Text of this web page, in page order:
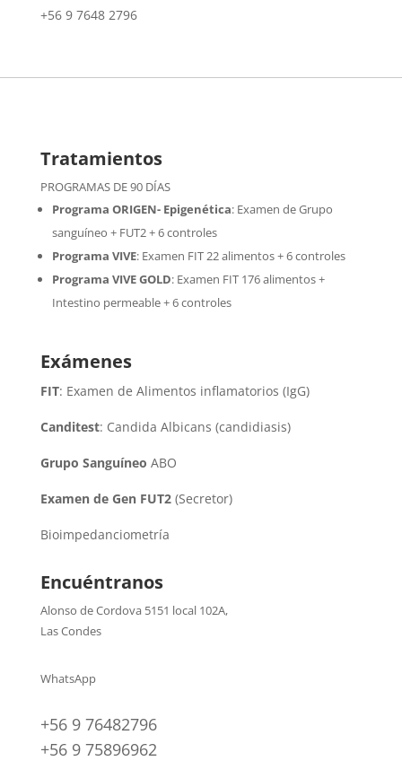
+56 9 7648 2796
Tratamientos
PROGRAMAS DE 90 DÍAS
Programa ORIGEN- Epigenética:Examen de Grupo
sanguíneo + FUT2 + 6 controles
Programa VIVE: Examen FIT 22 alimentos + 6 controles
Programa VIVE GOLD: Examen FIT 176 alimentos +
Intestino permeable + 6 controles
Exámenes
FIT: Examen de Alimentos inflamatorios (IgG)
Canditest: Candida Albicans (candidiasis)
Grupo Sanguíneo ABO
Examen de Gen FUT2(Secretor)
Bioimpedanciometría
Encuéntranos
Alonso de Cordova 5151 local 102A,
Las Condes
WhatsApp
+56 9 76482796
+56 9 75896962